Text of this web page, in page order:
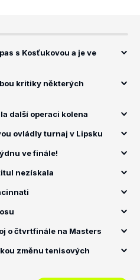
s Kosťukovou a je ve
kritiky některých
další operaci kolena
ovládly turnaj v Lipsku
ve finále!
nezískala
o čtvrtfinále na Masters
změnu tenisových